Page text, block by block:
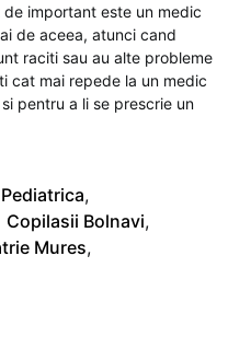
important este un medic
de aceea, atunci cand
raciti sau au alte probleme
cat mai repede la un medic
pentru a li se prescrie un
,
Copilasii Bolnavi,
Mures,